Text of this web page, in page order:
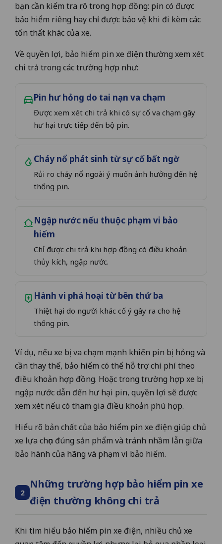
bạn cần kiểm tra rõ trong hợp đồng: pin có được
bảo hiểm riêng hay chỉ được bảo vệ khi đi kèm các
tổn thất khác của xe.
Về quyền lợi, bảo hiểm pin xe điện thường xem xét
chi trả trong các trường hợp như:
Pin hư hỏng do tai nạn va chạm
Được xem xét chi trả khi có sự cố va chạm gây
hư hại trực tiếp đến bộ pin.
Cháy nổ phát sinh từ sự cố bất ngờ
Rủi ro cháy nổ ngoài ý muốn ảnh hưởng đến hệ
thống pin.
Ngập nước nếu thuộc phạm vi bảo
hiểm
Chỉ được chi trả khi hợp đồng có điều khoản
thủy kích, ngập nước.
Hành vi phá hoại từ bên thứ ba
Thiệt hại do người khác cố ý gây ra cho hệ
thống pin.
Ví dụ, nếu xe bị va chạm mạnh khiến pin bị hỏng và
cần thay thế, bảo hiểm có thể hỗ trợ chi phí theo
điều khoản hợp đồng. Hoặc trong trường hợp xe bị
ngập nước dẫn đến hư hại pin, quyền lợi sẽ được
xem xét nếu có tham gia điều khoản phù hợp.
Hiểu rõ bản chất của bảo hiểm pin xe điện giúp chủ
xe lựa chọn đúng sản phẩm và tránh nhầm lẫn giữa
bảo hành của hãng và phạm vi bảo hiểm.
2
Những trường hợp bảo hiểm pin xe
điện thường không chi trả
Khi tìm hiểu bảo hiểm pin xe điện, nhiều chủ xe